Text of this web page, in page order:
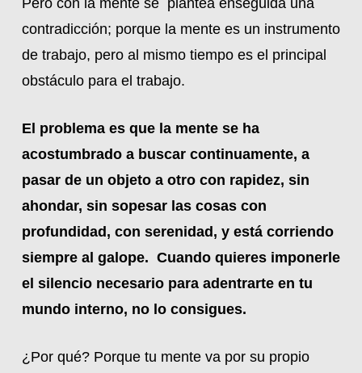
Pero con la mente se plantea enseguida una
contradicción; porque la mente es un instrumento
de trabajo, pero al mismo tiempo es el principal
obstáculo para el trabajo.
El problema es que la mente se ha
acostumbrado a buscar continuamente, a
pasar de un objeto a otro con rapidez, sin
ahondar, sin sopesar las cosas con
profundidad, con serenidad, y está corriendo
siempre al galope. Cuando quieres imponerle
el silencio necesario para adentrarte en tu
mundo interno, no lo consigues.
¿Por qué? Porque tu mente va por su propio